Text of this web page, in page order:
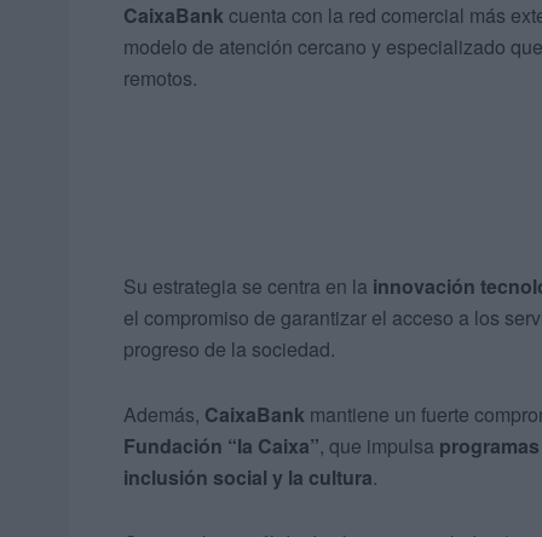
CaixaBankcuenta con la red comercial más
modelo de atención cercano y especializado
remotos.
Su estrategia se centra en la innovación
el compromiso de garantizar el acceso a los
progreso de la sociedad.
Además, CaixaBank mantiene un fuerte
Fundación “la Caixa”, que impulsa
inclusión social y la cultura.